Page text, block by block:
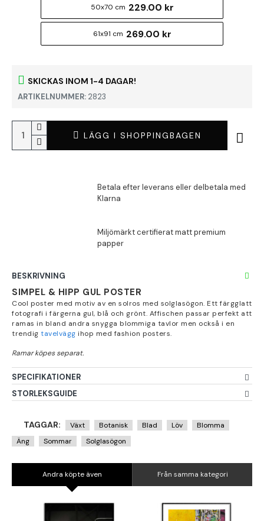
SKICKAS INOM 1-4 DAGAR!
ARTIKELNUMMER: 2823
50x70 cm 229.00 kr
61x91 cm 269.00 kr
LÄGG I SHOPPINGBAGEN
BESKRIVNING
SIMPEL & HIPP GUL POSTER
Cool poster med motiv av en solros med solglasögon. Ett färgglatt
fotografi i färgerna gul, blå och grönt. Affischen passar perfekt att
ramas in bland andra snygga blommiga tavlor men också i en
trendig tavelvägg ihop med fashion posters.
SPECIFIKATIONER
STORLEKSGUIDE
TAGGAR: Växt Botanisk Blad Löv
Blomma
Äng
Sommar Solglasögon
Andra köpte även Från samma kategori